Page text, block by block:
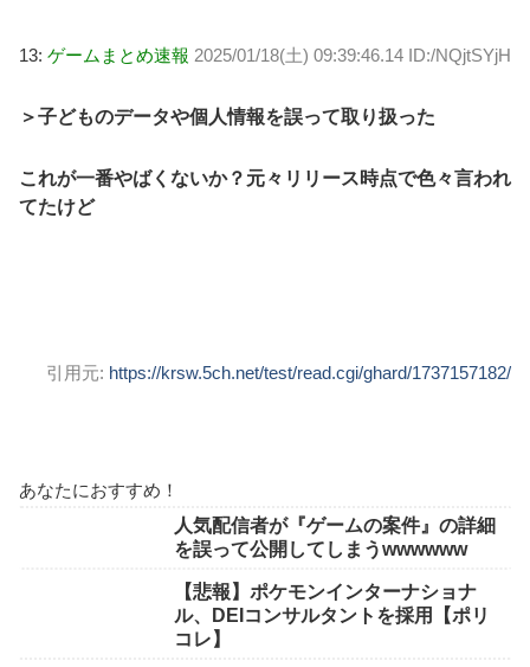
13: ゲームまとめ速報 2025/01/18(土) 09:39:46.14 ID:/NQjtSYjH
＞子どものデータや個人情報を誤って取り扱った
これが一番やばくないか？元々リリース時点で色々言われ
てたけど
引用元: https://krsw.5ch.net/test/read.cgi/ghard/1737157182/
あなたにおすすめ！
人気配信者が『ゲームの案件』の詳細
を誤って公開してしまうwwwwww
【悲報】ポケモンインターナショナ
ル、DEIコンサルタントを採用【ポリ
コレ】